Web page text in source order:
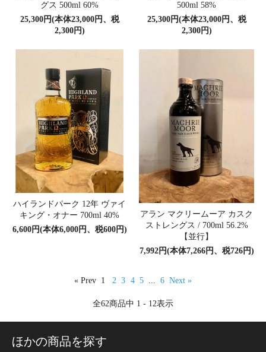
グス 500ml 60%
25,300円(本体23,000円、税
2,300円)
500ml 58%
25,300円(本体23,000円、税
2,300円)
ハイランドパーク 12年 ヴァイ
キング・オナー 700ml 40%
6,600円(本体6,000円、税600円)
アラン マクリームーア カスク
ストレングス / 700ml 56.2%
【並行】
7,992円(本体7,266円、税726円)
« Prev 1 2 3 4 5 6 Next »
全62商品中 1 - 12表示
ほかの商品を探す